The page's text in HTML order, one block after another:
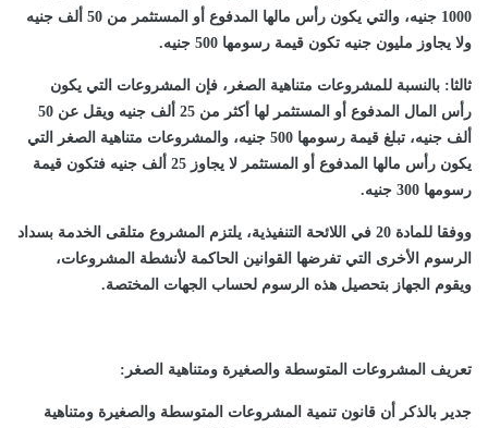
1000 جنيه، والتي يكون رأس مالها المدفوع أو المستثمر من 50 ألف جنيه
ولا يجاوز مليون جنيه تكون قيمة رسومها 500 جنيه.
ثالثا: بالنسبة للمشروعات متناهية الصغر، فإن المشروعات التي يكون
رأس المال المدفوع أو المستثمر لها أكثر من 25 ألف جنيه ويقل عن 50
ألف جنيه، تبلغ قيمة رسومها 500 جنيه، والمشروعات متناهية الصغر التي
يكون رأس مالها المدفوع أو المستثمر لا يجاوز 25 ألف جنيه فتكون قيمة
رسومها 300 جنيه.
ووفقا للمادة 20 في اللائحة التنفيذية، يلتزم المشروع متلقى الخدمة بسداد
الرسوم الأخرى التي تفرضها القوانين الحاكمة لأنشطة المشروعات،
ويقوم الجهاز بتحصيل هذه الرسوم لحساب الجهات المختصة.
تعريف المشروعات المتوسطة والصغيرة ومتناهية الصغر:
جدير بالذكر أن قانون تنمية المشروعات المتوسطة والصغيرة ومتناهية